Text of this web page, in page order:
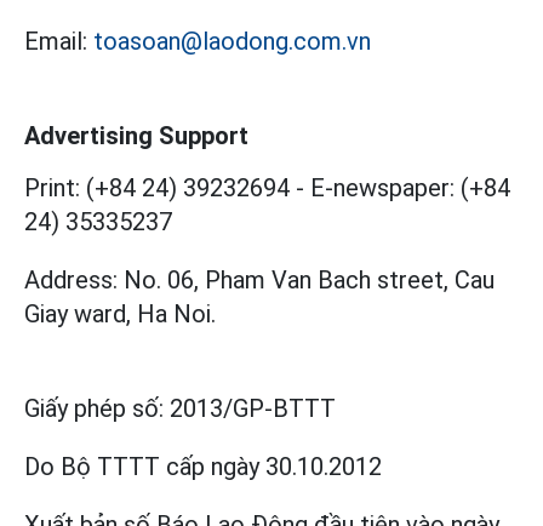
Email: toasoan@laodong.com.vn
Advertising Support
Print: (+84 24) 39232694 - E-newspaper: (+84
24) 35335237
Address: No. 06, Pham Van Bach street, Cau
Giay ward, Ha Noi.
Giấy phép số: 2013/GP-BTTT
Do Bộ TTTT cấp ngày 30.10.2012